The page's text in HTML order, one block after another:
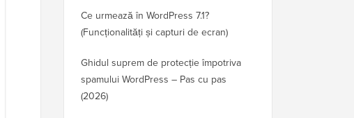
Ce urmează în WordPress 7.1?
(Funcționalități și capturi de ecran)
Ghidul suprem de protecție împotriva
spamului WordPress – Pas cu pas
(2026)